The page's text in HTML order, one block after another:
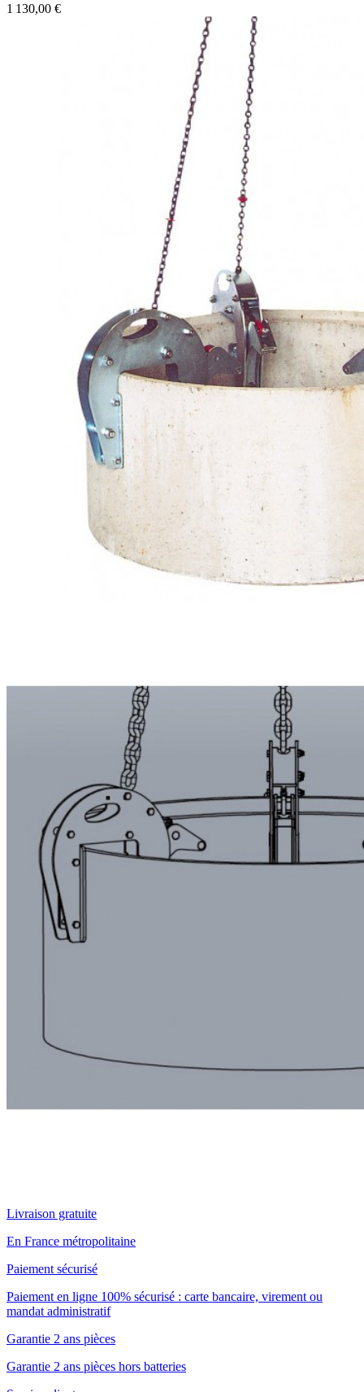
1 130,00 €
Livraison gratuite
En France métropolitaine
Paiement sécurisé
Paiement en ligne 100% sécurisé : carte bancaire, virement ou
mandat administratif
Garantie 2 ans pièces
Garantie 2 ans pièces hors batteries